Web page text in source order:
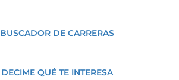
BUSCADOR DE CARRERAS
DECIME QUÉ TE INTERESA